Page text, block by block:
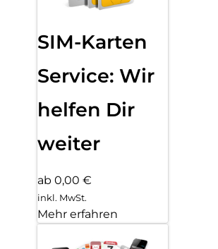
SIM-Karten
Service: Wir
helfen Dir
weiter
ab 0,00 €
inkl. MwSt.
Mehr erfahren